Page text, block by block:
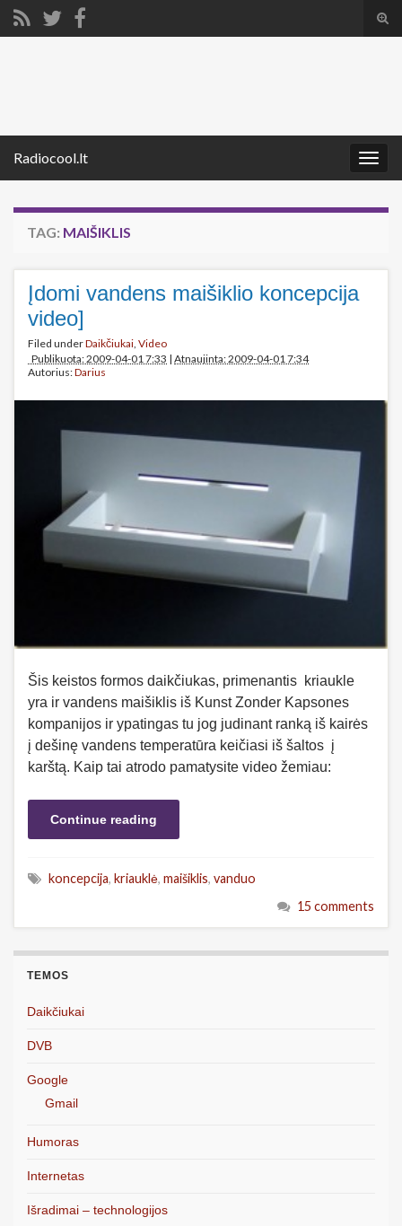
Radiocool.lt
TAG: MAIŠIKLIS
Įdomi vandens maišiklio koncepcija
video]
Filed underDaikčiukai, Video
Publikuota: 2009-04-01 7:33 | Atnaujinta: 2009-04-01 7:34
Autorius:Darius
Šis keistos formos daikčiukas, primenantis kriaukle
yra ir vandens maišiklis iš Kunst Zonder Kapsones
kompanijos ir ypatingas tu jog judinant ranką iš kairės
į dešinę vandens temperatūra keičiasi iš šaltos į
karštą. Kaip tai atrodo pamatysite video žemiau:
Continue reading
koncepcija, kriauklė, maišiklis, vanduo
15 comments
TEMOS
Daikčiukai
DVB
Google
Gmail
Humoras
Internetas
Išradimai – technologijos